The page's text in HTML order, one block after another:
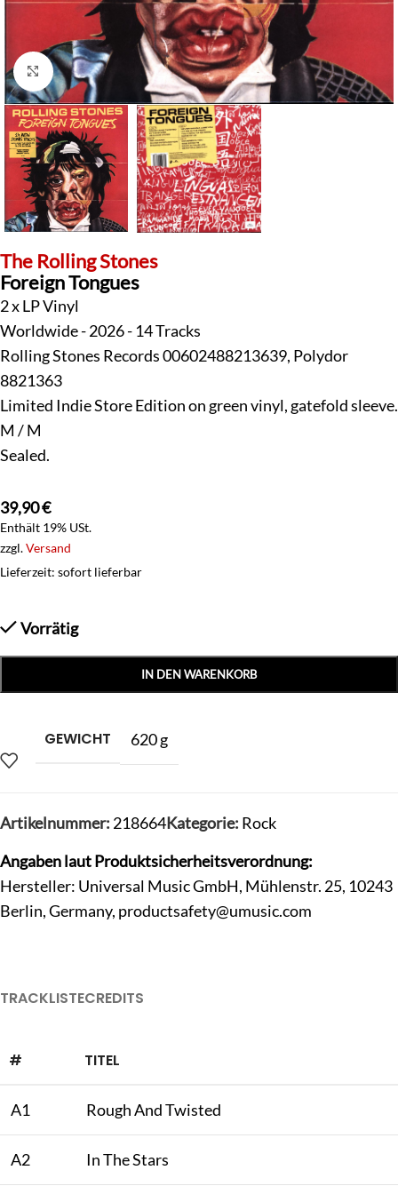
Klick zum Vergrößern
The Rolling Stones
Foreign Tongues
2 x LP Vinyl
Worldwide - 2026 - 14 Tracks
Rolling Stones Records 00602488213639, Polydor
8821363
Limited Indie Store Edition on green vinyl, gatefold sleeve.
M / M
Sealed.
39,90€
Enthält 19% USt.
zzgl.Versand
Lieferzeit: sofort lieferbar
Vorrätig
IN DEN WARENKORB
GEWICHT 620 g
Artikelnummer: 218664Kategorie: Rock
Angaben laut Produktsicherheitsverordnung:
Hersteller: Universal Music GmbH, Mühlenstr. 25, 10243
Berlin, Germany, productsafety@umusic.com
TRACKLISTECREDITS
# TITEL
A1 Rough And Twisted
A2 In The Stars